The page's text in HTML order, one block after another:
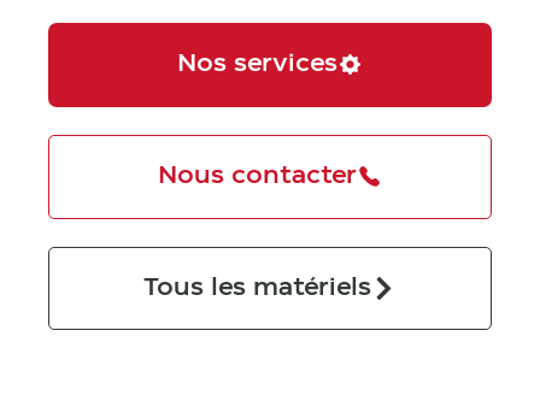
Nos services
Nous contacter
Tous les matériels